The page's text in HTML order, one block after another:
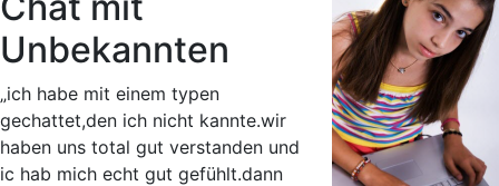
Unbekannten
„ich habe mit einem typen
gechattet,den ich nicht kannte.wir
haben uns total gut verstanden und
ic hab mich echt gut gefühlt.dann